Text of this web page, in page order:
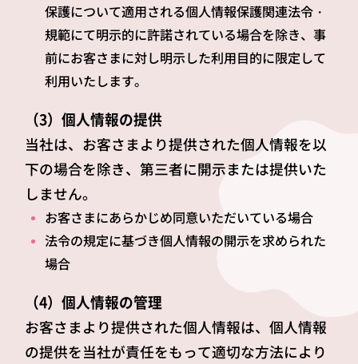
保護について適用される個人情報保護関連法令・
規範にて明示的に許諾されている場合を除き、事
前にお客さまに対し明示した利用目的に限定して
利用いたします。
（3）個人情報の提供
当社は、お客さまより提供された個人情報を以
下の場合を除き、第三者に開示または提供いた
しません。
お客さまにあらかじめ同意いただいている場合
法令の規定に基づき個人情報の開示を求められた
場合
（4）個人情報の管理
お客さまより提供された個人情報は、個人情報
の提供を当社が責任をもって適切な方法により